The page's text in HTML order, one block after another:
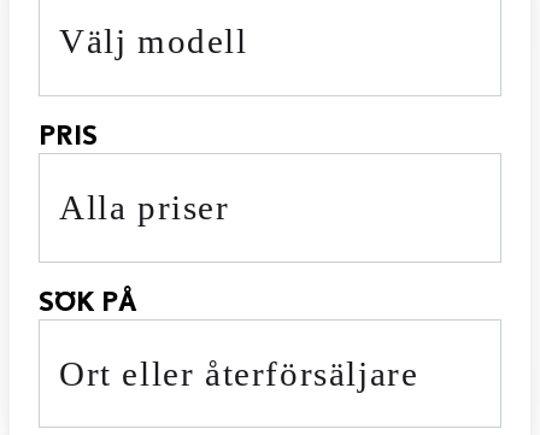
Välj modell
PRIS
Alla priser
SÖK PÅ
Ort eller återförsäljare